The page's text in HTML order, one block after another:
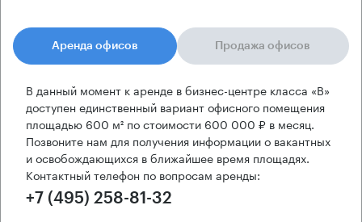
Аренда офисов Продажа офисов
В данный момент к аренде в бизнес-центре класса «B»
доступен единственный вариант офисного помещения
площадью 600 м² по стоимости 600 000 ₽ в месяц.
Позвоните нам для получения информации о вакантных
и освобождающихся в ближайшее время площадях.
Контактный телефон по вопросам аренды:
+7 (495) 258-81-32